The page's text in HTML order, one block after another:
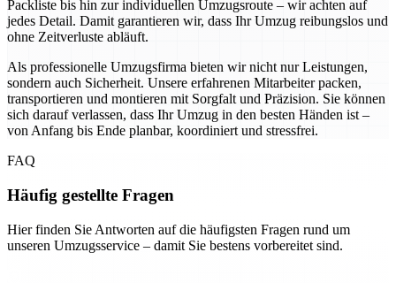
Packliste bis hin zur individuellen Umzugsroute – wir achten auf
jedes Detail. Damit garantieren wir, dass Ihr Umzug reibungslos und
ohne Zeitverluste abläuft.
Als professionelle Umzugsfirma bieten wir nicht nur Leistungen,
sondern auch Sicherheit. Unsere erfahrenen Mitarbeiter packen,
transportieren und montieren mit Sorgfalt und Präzision. Sie können
sich darauf verlassen, dass Ihr Umzug in den besten Händen ist –
von Anfang bis Ende planbar, koordiniert und stressfrei.
FAQ
Häufig gestellte Fragen
Hier finden Sie Antworten auf die häufigsten Fragen rund um
unseren Umzugsservice – damit Sie bestens vorbereitet sind.